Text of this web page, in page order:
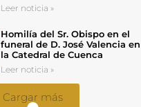
Leer noticia »
Homilía del Sr. Obispo en el
funeral de D. José Valencia en
la Catedral de Cuenca
Leer noticia »
Cargar más